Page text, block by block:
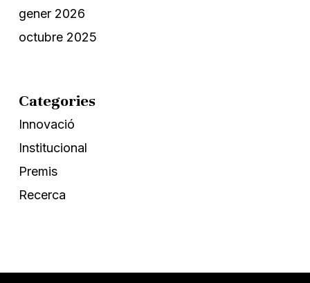
gener 2026
octubre 2025
Categories
Innovació
Institucional
Premis
Recerca